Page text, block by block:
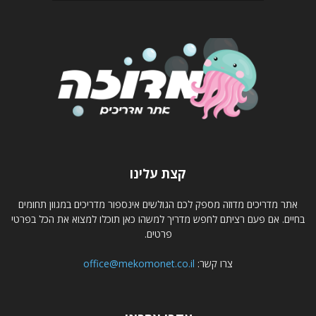
קצת עלינו
אתר מדריכים מדוזה מספק לכם הגולשים אינספור מדריכים במגוון תחומים
בחיים. אם פעם רציתם לחפש מדריך למשהו כאן תוכלו למצוא את הכל בפרטי
פרטים.
צרו קשר: office@mekomonet.co.il